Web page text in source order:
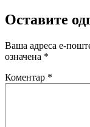
Оставите
Ваша адреса е-
означена *
Коментар *